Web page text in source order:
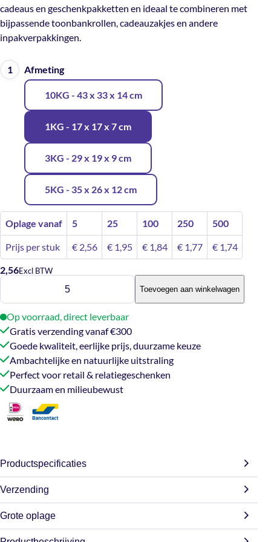
cadeaus en geschenkpakketten en ideaal te combineren met
bijpassende toonbankrollen, cadeauzakjes en andere
inpakverpakkingen.
Afmeting
10KG - 43 x 33 x 14 cm
1KG - 17 x 17 x 7 cm
3KG - 29 x 19 x 9 cm
5KG - 35 x 26 x 12 cm
Oplage vanaf 5 25 100 250 500
Prijs per stuk €2,56 €1,95 €1,84 €1,77 €1,74
2,56Excl BTW
Cadeaumandje
Toevoegen aan winkelwagen
Op voorraad, direct leverbaar
Gratis verzending vanaf €300
Goede kwaliteit, eerlijke prijs, duurzame keuze
Ambachtelijke en natuurlijke uitstraling
Perfect voor retail & relatiegeschenken
Duurzaam en milieubewust
Productspecificaties
Gewicht N/B
Afmetingen
Verzending
Wij doen ons best om jouw bestelling zo snel mogelijk te
Grote oplage